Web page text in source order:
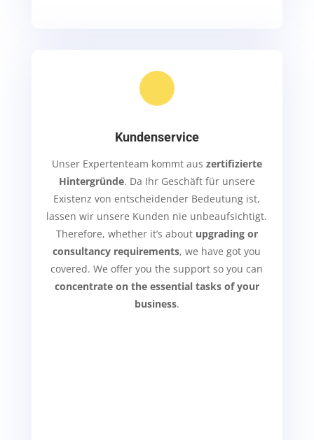
Kundenservice
Unser Expertenteam kommt aus zertifizierte
Hintergründe. Da Ihr Geschäft für unsere
Existenz von entscheidender Bedeutung ist,
lassen wir unsere Kunden nie unbeaufsichtigt.
Therefore, whether it’s about upgrading or
consultancy requirements, we have got you
covered.We offer you thesupport so you can
concentrate on the essential tasks of your
business.